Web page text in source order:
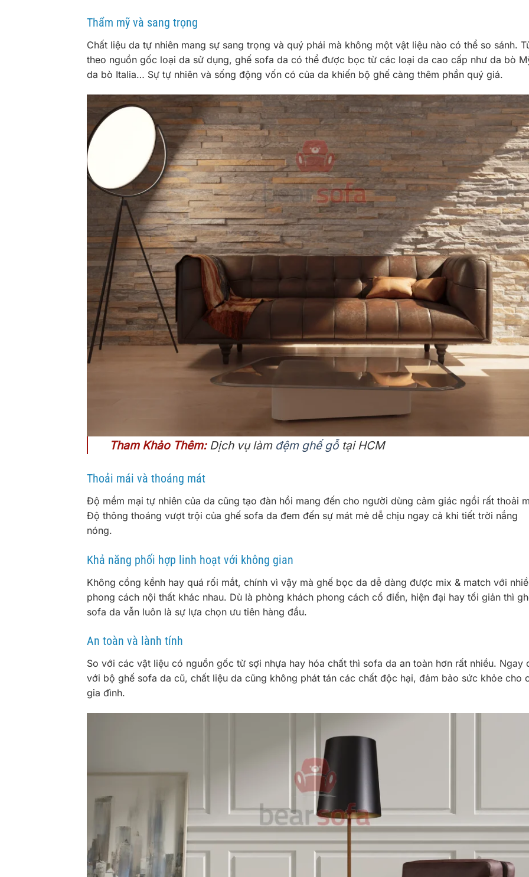
Thẩm mỹ và sang trọng
Chất liệu da tự nhiên mang sự sang trọng và quý phái mà không một vật liệu nào có thể so sánh.
theo nguồn gốc loại da sử dụng, ghế sofa da có thể được bọc từ các loại da cao cấp như da bò
da bò Italia… Sự tự nhiên và sống động vốn có của da khiến bộ ghế càng thêm phần quý giá.
Tham Khảo Thêm:Dịch vụ làm đệm ghế gỗ tại HCM
Thoải mái và thoáng mát
Độ mềm mại tự nhiên của da cũng tạo đàn hồi mang đến cho người dùng cảm giác ngồi rất thoải
Độ thông thoáng vượt trội của ghế sofa da đem đến sự mát mẻ dễ chịu ngay cả khi tiết trời nắng
nóng.
Khả năng phối hợp linh hoạt với không gian
Không cồng kềnh hay quá rối mắt, chính vì vậy mà ghế bọc da dễ dàng được mix & match với
phong cách nội thất khác nhau. Dù là phòng khách phong cách cổ điển, hiện đại hay tối giản thì
sofa da vẫn luôn là sự lựa chọn ưu tiên hàng đầu.
An toàn và lành tính
So với các vật liệu có nguồn gốc từ sợi nhựa hay hóa chất thì sofa da an toàn hơn rất nhiều. Ngay
với bộ ghế sofa da cũ, chất liệu da cũng không phát tán các chất độc hại, đảm bảo sức khỏe cho
gia đình.